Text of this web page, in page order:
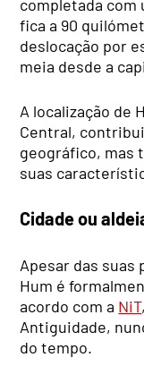
completada com
fica a 90
deslocação por
meia desde a
A localização de
Central,
geográfico, mas
suas
Cidade ou
Apesar das
Hum é
acordo com a NiT
Antiguidade,
do tempo.